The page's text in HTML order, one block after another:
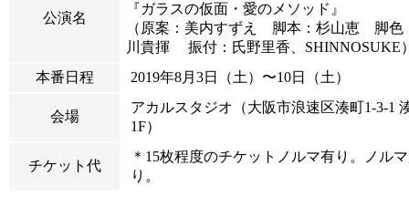
公演名
『ガラスの仮面・愛のメソッド』
（原案：美内すずえ 脚本：杉山恵 脚
川貴揮 振付：氏野里香、SHINNOSUKE
本番日程
2019年8月3日（土 ）〜10日（土）
会場
アカルスタジオ（大阪市浪速区湊町1-3-1
1F）
チケット代
＊15枚程度のチケットノルマ有り。ノル
り。